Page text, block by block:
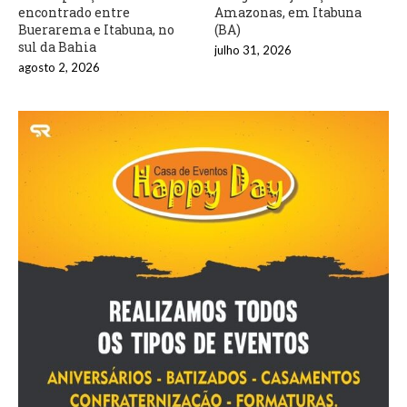
encontrado entre
Buerarema e Itabuna, no
sul da Bahia
agosto 2, 2026
Amazonas, em Itabuna
(BA)
julho 31, 2026